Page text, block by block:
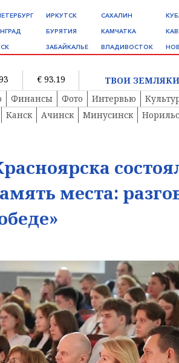
ИРКУТСК
БУРЯТИЯ
ЗАБАЙКАЛЬЕ
САХАЛИН
КАМЧАТКА
ВЛАДИВОСТОК
€ 93.19
ТВОИ
Финансы Фото Интервью
Канск
Ачинск Минусинск
места: